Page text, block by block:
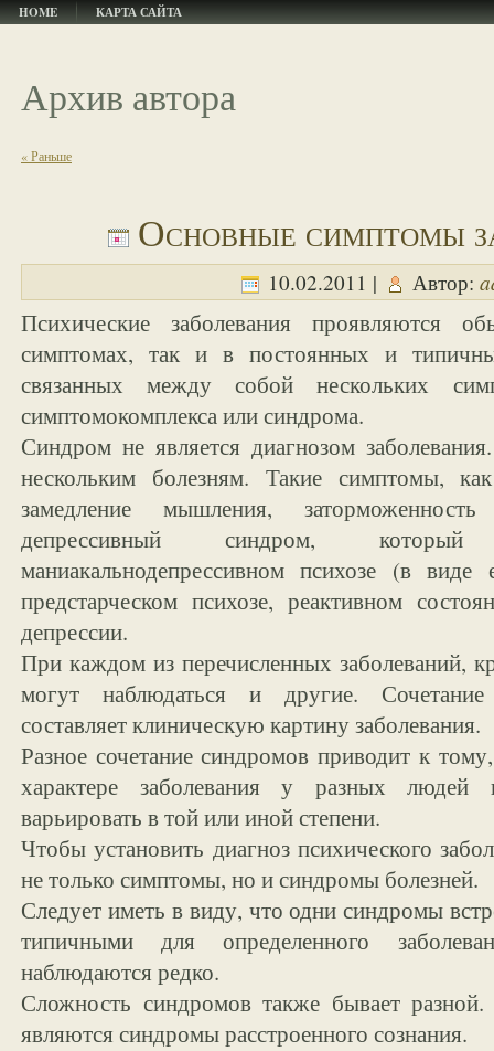
HOME КАРТА САЙТА
Архив автора
« Раньше
Основные симптомы
10.02.2011 | Автор:
Психические заболевания проявляются
симптомах, так и в постоянных и
связанных между собой нескольких
симптомокомплекса или синдрома.
Синдром не является диагнозом
нескольким болезням. Такие симптомы,
замедление мышления,
депрессивный синдром,
маниакальнодепрессивном психозе (в
предстарческом психозе, реактивном
депрессии.
При каждом из перечисленных заболеваний,
могут наблюдаться и другие.
составляет клиническую картину заболевания.
Разное сочетание синдромов приводит к
характере заболевания у разных людей
варьировать в той или иной степени.
Чтобы установить диагноз психического
не только симптомы, но и синдромы болезней.
Следует иметь в виду, что одни синдромы
типичными для определенного
наблюдаются редко.
Сложность синдромов также бывает
являются синдромы расстроенного сознания.